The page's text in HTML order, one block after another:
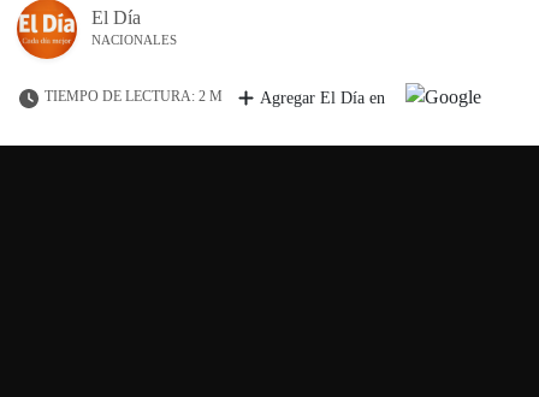
El Día
NACIONALES
TIEMPO DE LECTURA: 2 M Agregar El Día en